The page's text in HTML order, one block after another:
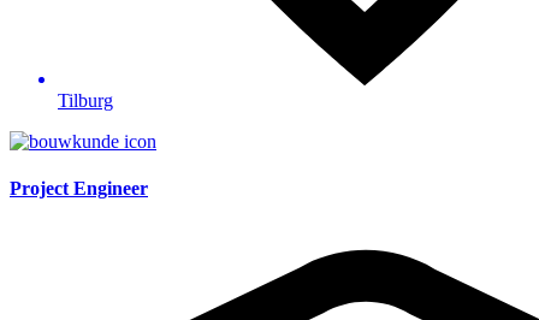
Tilburg
Project Engineer